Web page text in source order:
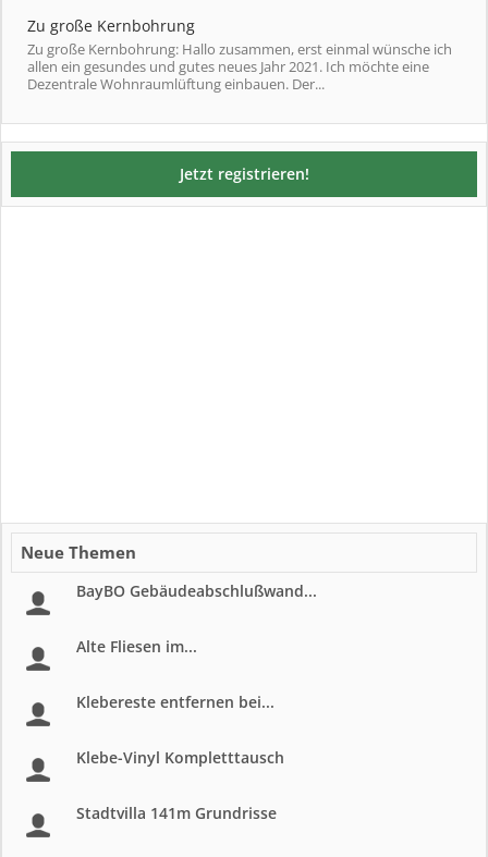
Zu große Kernbohrung
Zu große Kernbohrung: Hallo zusammen, erst einmal wünsche ich
allen ein gesundes und gutes neues Jahr 2021. Ich möchte eine
Dezentrale Wohnraumlüftung einbauen. Der...
Jetzt registrieren!
Neue Themen
BayBO Gebäudeabschlußwand...
Alte Fliesen im...
Klebereste entfernen bei...
Klebe-Vinyl Kompletttausch
Stadtvilla 141m Grundrisse